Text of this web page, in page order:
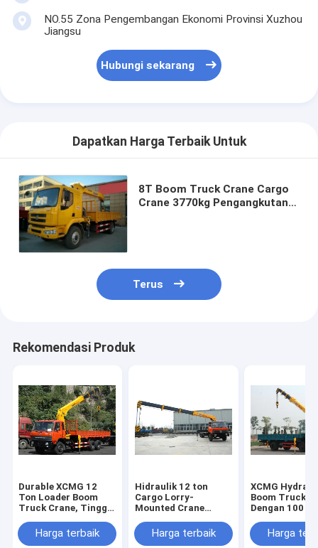
NO.55 Zona Pengembangan Ekonomi Provinsi Xuzhou
Jiangsu
Hubungi sekarang
Dapatkan Harga Terbaik Untuk
8T Boom Truck Crane Cargo
Crane 3770kg Pengangkutan
Terus
Rekomendasi Produk
Durable XCMG 12
Ton Loader Boom
Truck Crane, Tinggi
Harga terbaik
Hidraulik 12 ton
Cargo Lorry-
Mounted Crane
BoomHarga terbaik
XCMG
Boom Truck
Dengan 100 L
Harga